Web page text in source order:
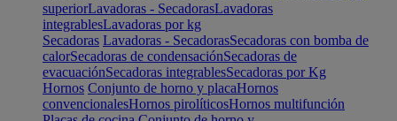
superiorLavadoras - SecadorasLavadoras
integrablesLavadoras por kg
Secadoras Lavadoras - SecadorasSecadoras con bomba de
calorSecadoras de condensaciónSecadoras de
evacuaciónSecadoras integrablesSecadoras por Kg
Hornos Conjunto de horno y placaHornos
convencionalesHornos pirolíticosHornos multifunción